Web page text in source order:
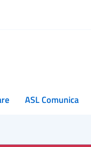
ASL Comunica